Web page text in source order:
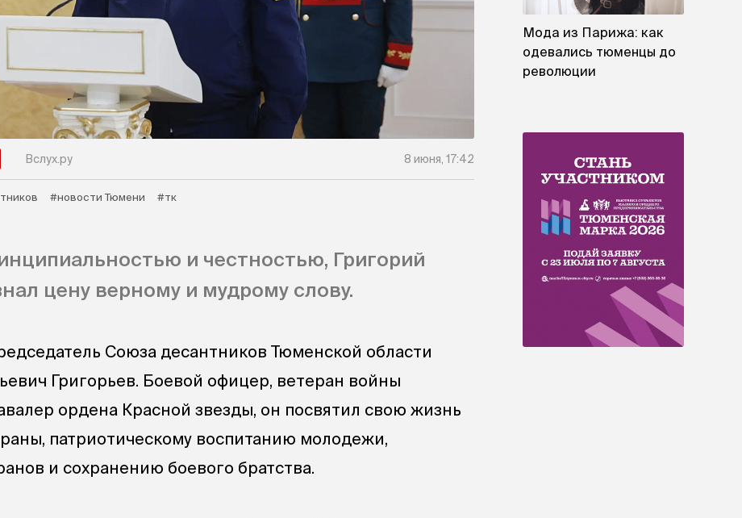
Вслух.ру 8 июня, 17:42
#новости Тюмени #тк
и честностью, Григорий
цену верному и мудрому слову.
Союза десантников Тюменской области
Григорьев. Боевой офицер, ветеран войны
ордена Красной звезды, он посвятил свою жизнь
патриотическому воспитанию молодежи,
и сохранению боевого братства.
Мода из Парижа: как
одевались тюменцы до
революции